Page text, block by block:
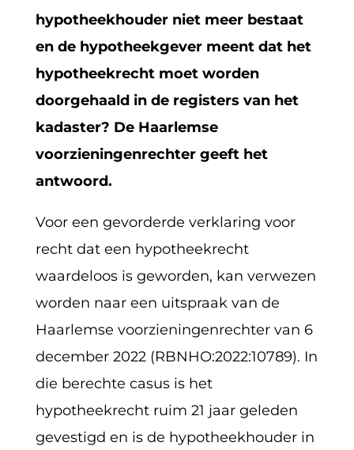
hypotheekhouder niet meer bestaat
en de hypotheekgever meent dat het
hypotheekrecht moet worden
doorgehaald in de registers van het
kadaster? De Haarlemse
voorzieningenrechter geeft het
antwoord.
Voor een gevorderde verklaring voor
recht dat een hypotheekrecht
waardeloos is geworden, kan verwezen
worden naar een uitspraak van de
Haarlemse voorzieningenrechter van 6
december 2022 (RBNHO:2022:10789). In
die berechte casus is het
hypotheekrecht ruim 21 jaar geleden
gevestigd en is de hypotheekhouder in